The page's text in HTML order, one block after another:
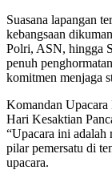
Suasana lapangan
kebangsaan
Polri, ASN, hingga
penuh
komitmen menjaga
Komandan Upacara
Hari Kesaktian
“Upacara ini adalah
pilar pemersatu di
upacara.